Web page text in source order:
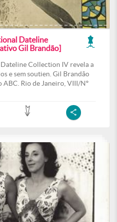
Dateline
Gil Brandão]
Collection IV revela a
e sem soutien. Gil Brandão
Rio de Janeiro, VIII/Nº